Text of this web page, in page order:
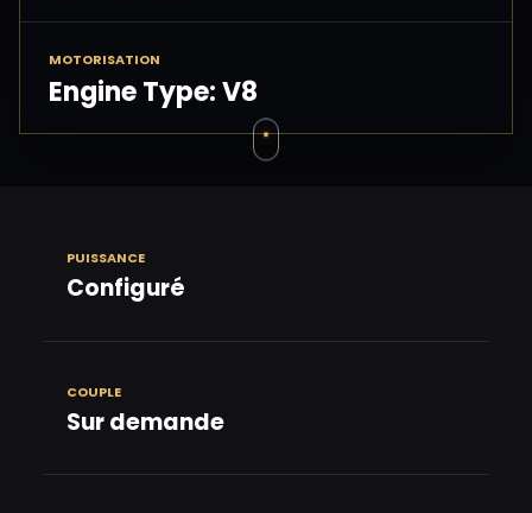
MOTORISATION
Engine Type: V8
PUISSANCE
Configuré
COUPLE
Sur demande